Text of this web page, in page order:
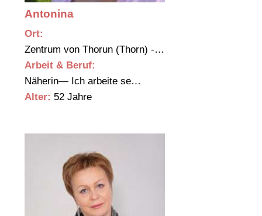
Antonina
Ort:
Zentrum von Thorun (Thorn) -…
Arbeit & Beruf:
Näherin— Ich arbeite se…
Alter: 52 Jahre